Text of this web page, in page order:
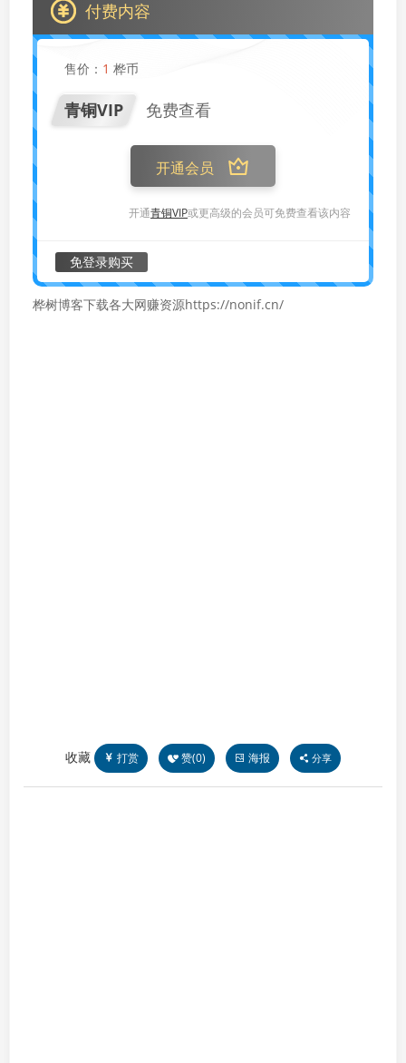
付费内容
售价： 1 桦币
青铜VIP 免费查看
开通会员
开通青铜VIP或更高级的会员可免费查看该内容
免登录购买
桦树博客下载各大网赚资源https://nonif.cn/
收藏 打赏 赞(0) 海报 分享